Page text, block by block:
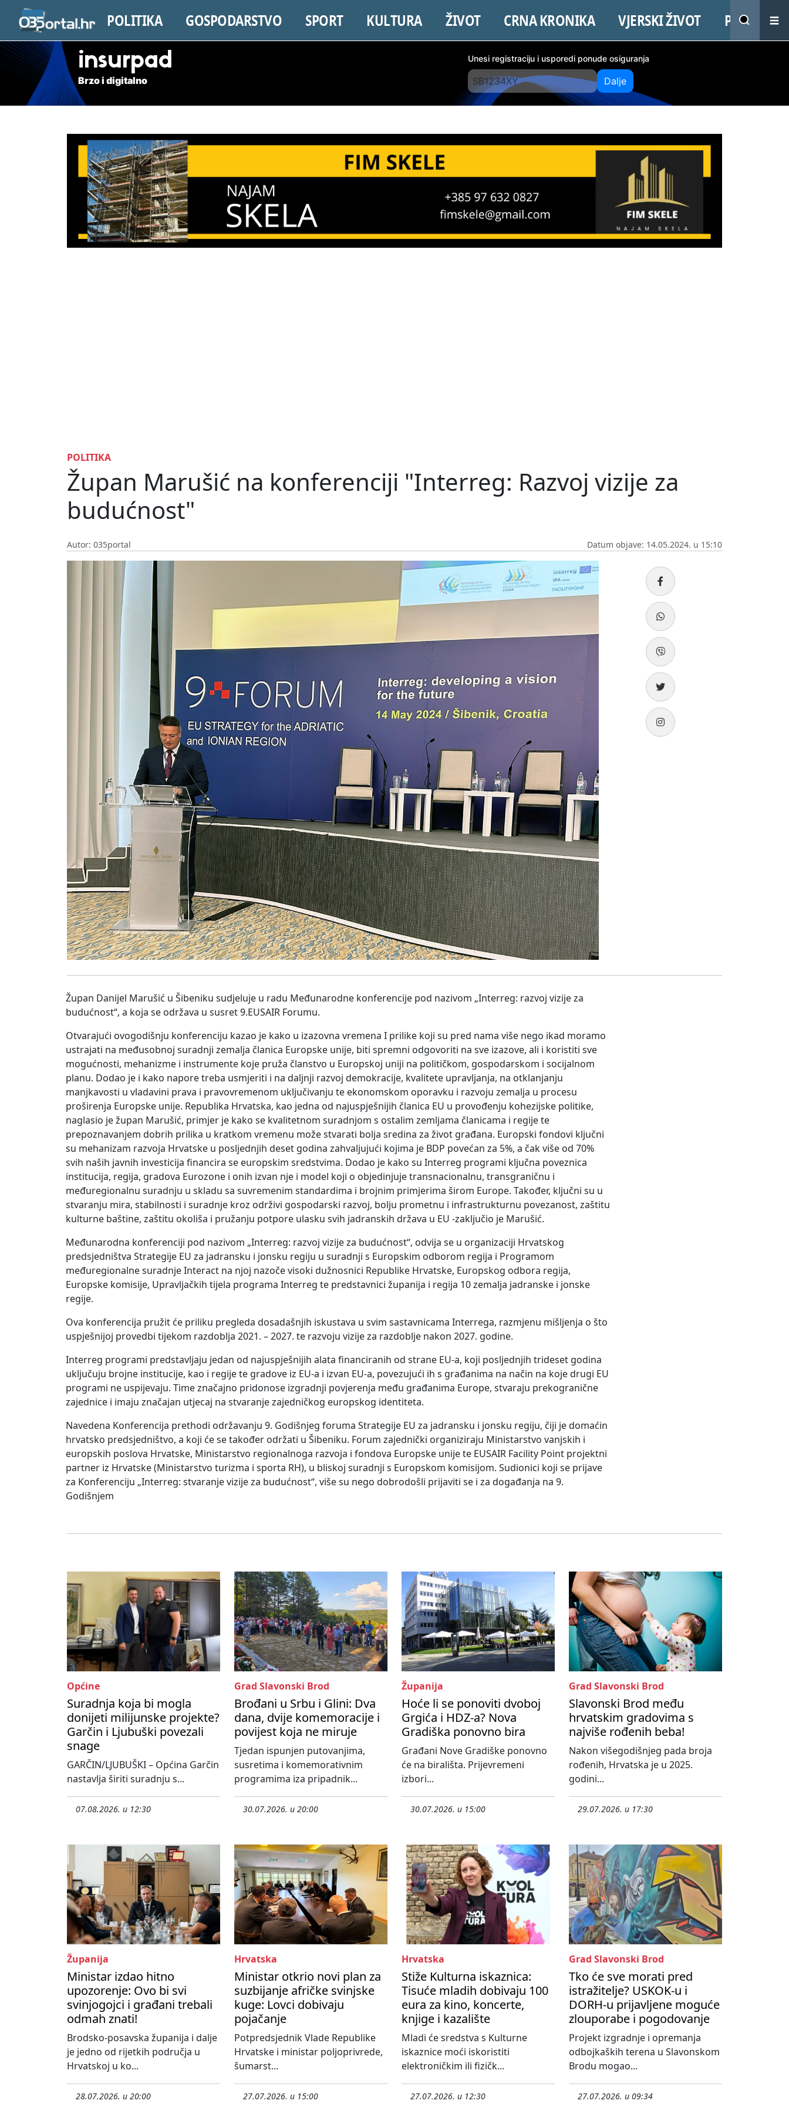
POLITIKA GOSPODARSTVO SPORT KULTURA ŽIVOT CRNA KRONIKA VJERSKI ŽIVOT PROMO
insurpad
Brzo i digitalno
Unesi registraciju i usporedi ponude osiguranja
Dalje
POLITIKA
Župan Marušić na konferenciji "Interreg: Razvoj vizije za
budućnost"
Autor: 035portal Datum objave: 14.05.2024. u 15:10
Župan Danijel Marušić u Šibeniku sudjeluje u radu Međunarodne konferencije pod nazivom „Interreg: razvoj vizije za
budućnost“, a koja se održava u susret 9.EUSAIR Forumu.
Otvarajući ovogodišnju konferenciju kazao je kako u izazovna vremena I prilike koji su pred nama više nego ikad moramo
ustrajati na međusobnoj suradnji zemalja članica Europske unije, biti spremni odgovoriti na sve izazove, ali i koristiti sve
mogućnosti, mehanizme i instrumente koje pruža članstvo u Europskoj uniji na političkom, gospodarskom i socijalnom
planu. Dodao je i kako napore treba usmjeriti i na daljnji razvoj demokracije, kvalitete upravljanja, na otklanjanju
manjkavosti u vladavini prava i pravovremenom uključivanju te ekonomskom oporavku i razvoju zemalja u procesu
proširenja Europske unije. Republika Hrvatska, kao jedna od najuspješnijih članica EU u provođenju kohezijske politike,
naglasio je župan Marušić, primjer je kako se kvalitetnom suradnjom s ostalim zemljama članicama i regije te
prepoznavanjem dobrih prilika u kratkom vremenu može stvarati bolja sredina za život građana. Europski fondovi ključni
su mehanizam razvoja Hrvatske u posljednjih deset godina zahvaljujući kojima je BDP povećan za 5%, a čak više od 70%
svih naših javnih investicija financira se europskim sredstvima. Dodao je kako su Interreg programi ključna poveznica
institucija, regija, gradova Eurozone i onih izvan nje i model koji o objedinjuje transnacionalnu, transgraničnu i
međuregionalnu suradnju u skladu sa suvremenim standardima i brojnim primjerima širom Europe. Također, ključni su u
stvaranju mira, stabilnosti i suradnje kroz održivi gospodarski razvoj, bolju prometnu i infrastrukturnu povezanost, zaštitu
kulturne baštine, zaštitu okoliša i pružanju potpore ulasku svih jadranskih država u EU -zaključio je Marušić.
Međunarodna konferenciji pod nazivom „Interreg: razvoj vizije za budućnost“, odvija se u organizaciji Hrvatskog
predsjedništva Strategije EU za jadransku i jonsku regiju u suradnji s Europskim odborom regija i Programom
međuregionalne suradnje Interact na njoj nazoče visoki dužnosnici Republike Hrvatske, Europskog odbora regija,
Europske komisije, Upravljačkih tijela programa Interreg te predstavnici županija i regija 10 zemalja jadranske i jonske
regije.
Ova konferencija pružit će priliku pregleda dosadašnjih iskustava u svim sastavnicama Interrega, razmjenu mišljenja o što
uspješnijoj provedbi tijekom razdoblja 2021. – 2027. te razvoju vizije za razdoblje nakon 2027. godine.
Interreg programi predstavljaju jedan od najuspješnijih alata financiranih od strane EU-a, koji posljednjih trideset godina
uključuju brojne institucije, kao i regije te gradove iz EU-a i izvan EU-a, povezujući ih s građanima na način na koje drugi EU
programi ne uspijevaju. Time značajno pridonose izgradnji povjerenja među građanima Europe, stvaraju prekogranične
zajednice i imaju značajan utjecaj na stvaranje zajedničkog europskog identiteta.
Navedena Konferencija prethodi održavanju 9. Godišnjeg foruma Strategije EU za jadransku i jonsku regiju, čiji je domaćin
hrvatsko predsjedništvo, a koji će se također održati u Šibeniku. Forum zajednički organiziraju Ministarstvo vanjskih i
europskih poslova Hrvatske, Ministarstvo regionalnoga razvoja i fondova Europske unije te EUSAIR Facility Point projektni
partner iz Hrvatske (Ministarstvo turizma i sporta RH), u bliskoj suradnji s Europskom komisijom. Sudionici koji se prijave
za Konferenciju „Interreg: stvaranje vizije za budućnost“, više su nego dobrodošli prijaviti se i za događanja na 9.
Godišnjem
Općine
Suradnja koja bi mogla
donijeti milijunske projekte?
Garčin i Ljubuški povezali
snage
GARČIN/LJUBUŠKI – Općina Garčin
nastavlja širiti suradnju s...
07.08.2026. u 12:30
Grad Slavonski Brod
Brođani u Srbu i Glini: Dva
dana, dvije komemoracije i
povijest koja ne miruje
Tjedan ispunjen putovanjima,
susretima i komemorativnim
programima iza pripadnik...
30.07.2026. u 20:00
Županija
Hoće li se ponoviti dvoboj
Grgića i HDZ-a? Nova
Gradiška ponovno bira
Građani Nove Gradiške ponovno
će na birališta. Prijevremeni
izbori...
30.07.2026. u 15:00
Grad Slavonski Brod
Slavonski Brod među
hrvatskim gradovima s
najviše rođenih beba!
Nakon višegodišnjeg pada broja
rođenih, Hrvatska je u 2025.
godini...
29.07.2026. u 17:30
Županija
Ministar izdao hitno
upozorenje: Ovo bi svi
svinjogojci i građani trebali
odmah znati!
Brodsko-posavska županija i dalje
je jedno od rijetkih područja u
Hrvatskoj u ko...
28.07.2026. u 20:00
Hrvatska
Ministar otkrio novi plan za
suzbijanje afričke svinjske
kuge: Lovci dobivaju
pojačanje
Potpredsjednik Vlade Republike
Hrvatske i ministar poljoprivrede,
šumarst...
27.07.2026. u 15:00
Hrvatska
Stiže Kulturna iskaznica:
Tisuće mladih dobivaju 100
eura za kino, koncerte,
knjige i kazalište
Mladi će sredstva s Kulturne
iskaznice moći iskoristiti
elektroničkim ili fizičk...
27.07.2026. u 12:30
Grad Slavonski Brod
Tko će sve morati pred
istražitelje? USKOK-u i
DORH-u prijavljene moguće
zlouporabe i pogodovanje
Projekt izgradnje i opremanja
odbojkaških terena u Slavonskom
Brodu mogao...
27.07.2026. u 09:34